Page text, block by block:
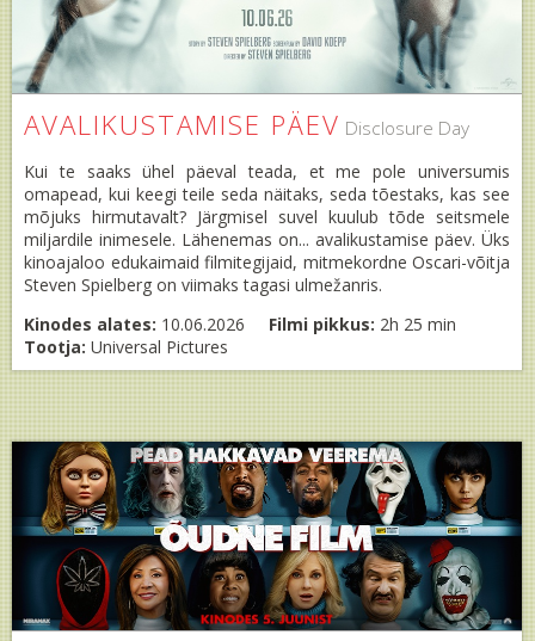
AVALIKUSTAMISE PÄEV Disclosure Day
Kui te saaks ühel päeval teada, et me pole universumis
omapead, kui keegi teile seda näitaks, seda tõestaks, kas see
mõjuks hirmutavalt? Järgmisel suvel kuulub tõde seitsmele
miljardile inimesele. Lähenemas on... avalikustamise päev. Üks
kinoajaloo edukaimaid filmitegijaid, mitmekordne Oscari-võitja
Steven Spielberg on viimaks tagasi ulmežanris.
Kinodes alates: 10.06.2026 Filmi pikkus: 2h 25 min
Tootja: Universal Pictures